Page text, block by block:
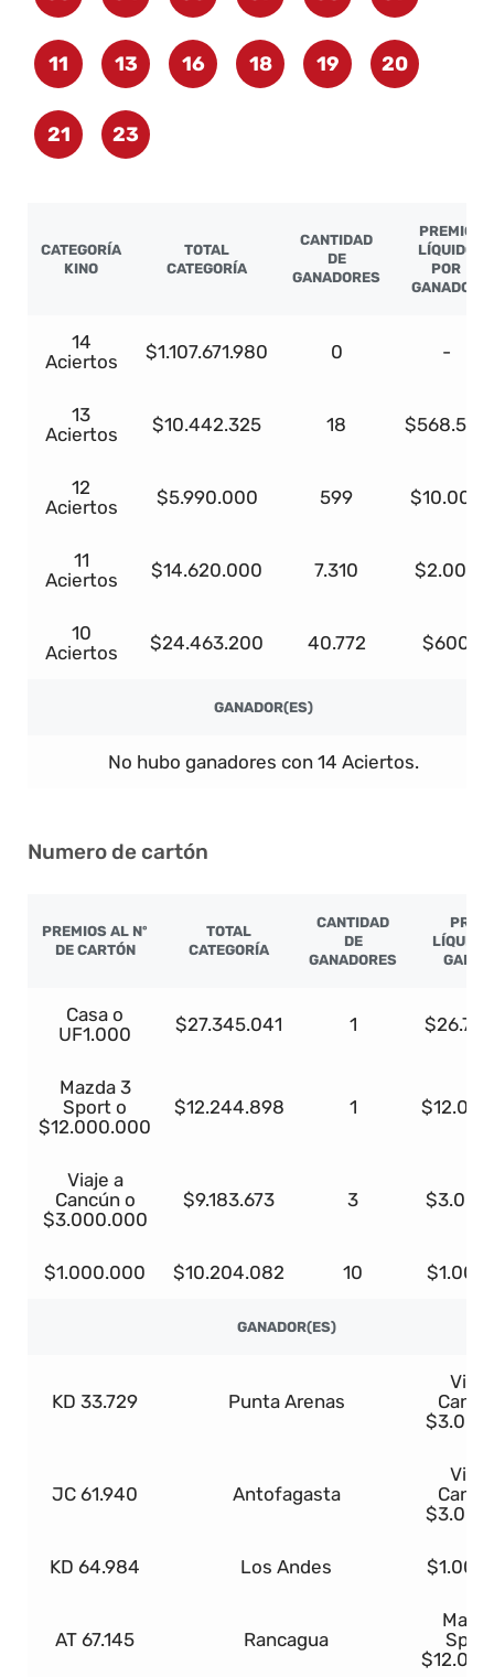
11 13 16 18 19 20
21 23
CATEGORÍA
KINO
TOTAL
CATEGORÍA
CANTIDAD
DE
GANADORES
PREMIO
LÍQUIDO
POR
GANADOR
14
Aciertos
$1.107.671.980 0 -
13
Aciertos
$10.442.325 18 $568.527
12
Aciertos
$5.990.000 599 $10.000
11
Aciertos
$14.620.000 7.310 $2.000
10
Aciertos
$24.463.200 40.772 $600
GANADOR(ES)
No hubo ganadores con 14 Aciertos.
Numero de cartón
PREMIOS AL Nº
DE CARTÓN
TOTAL
CATEGORÍA
CANTIDAD
DE
GANADORES
LÍQUIDO
Casa o
UF1.000
$27.345.041 1
Mazda 3
Sport o
$12.000.000
$12.244.898 1
Viaje a
Cancún o
$3.000.000
$9.183.673 3
$1.000.000 $10.204.082 10
GANADOR(ES)
KD 33.729 Punta Arenas
JC 61.940 Antofagasta
KD 64.984 Los Andes
AT 67.145 Rancagua